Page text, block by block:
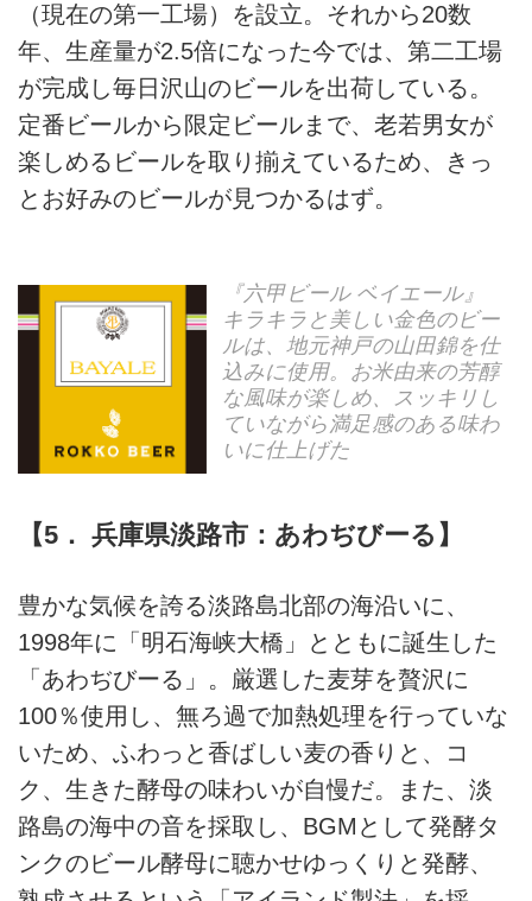
（現在の第一工場）を設立。それから20数
年、生産量が2.5倍になった今では、第二工場
が完成し毎日沢山のビールを出荷している。
定番ビールから限定ビールまで、老若男女が
楽しめるビールを取り揃えているため、きっ
とお好みのビールが見つかるはず。
『六甲ビール ベイエール』
キラキラと美しい金色のビー
ルは、地元神戸の山田錦を仕
込みに使用。お米由来の芳醇
な風味が楽しめ、スッキリし
ていながら満足感のある味わ
いに仕上げた
【5． 兵庫県淡路市：あわぢびーる】
豊かな気候を誇る淡路島北部の海沿いに、
1998年に「明石海峡大橋」とともに誕生した
「あわぢびーる」。厳選した麦芽を贅沢に
100％使用し、無ろ過で加熱処理を行っていな
いため、ふわっと香ばしい麦の香りと、コ
ク、生きた酵母の味わいが自慢だ。また、淡
路島の海中の音を採取し、BGMとして発酵タ
ンクのビール酵母に聴かせゆっくりと発酵、